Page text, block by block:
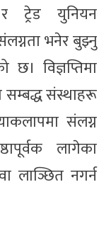
ट्रेड युनियन
भनेर बुझ्नु
विज्ञप्तिमा
संस्थाहरू
संलग्न
लागेका
लाञ्छित नगर्न